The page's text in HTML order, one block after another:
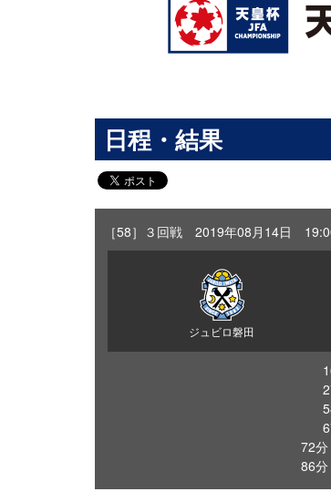
日程・結果
［58］３回戦 2019年08月14日
ジュビロ磐田
72
86